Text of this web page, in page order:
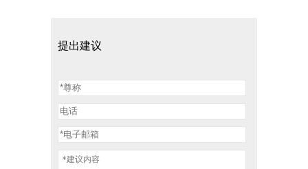
提出建议